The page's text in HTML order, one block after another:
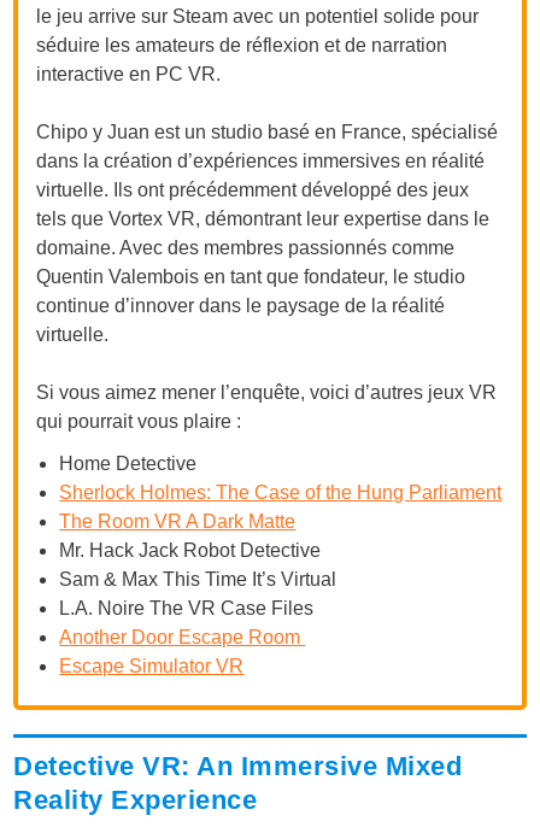
le jeu arrive sur Steam avec un potentiel solide pour
séduire les amateurs de réflexion et de narration
interactive en PC VR.
Chipo y Juan est un studio basé en France, spécialisé
dans la création d’expériences immersives en réalité
virtuelle. Ils ont précédemment développé des jeux
tels que Vortex VR, démontrant leur expertise dans le
domaine. Avec des membres passionnés comme
Quentin Valembois en tant que fondateur, le studio
continue d’innover dans le paysage de la réalité
virtuelle.
Si vous aimez mener l’enquête, voici d’autres jeux VR
qui pourrait vous plaire :
Home Detective
Sherlock Holmes: The Case of the Hung Parliament
The Room VR A Dark Matte
Mr. Hack Jack Robot Detective
Sam & Max This Time It’s Virtual
L.A. Noire The VR Case Files
Another Door Escape Room
Escape Simulator VR
Detective VR: An Immersive Mixed
Reality Experience